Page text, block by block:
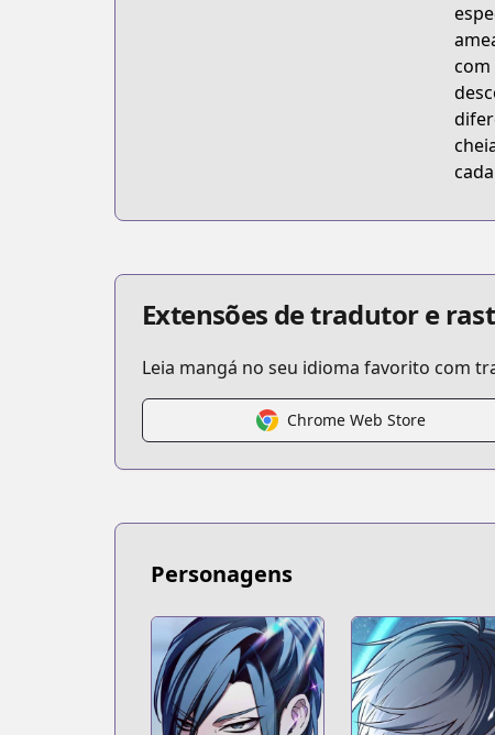
com
Extensões de tradutor e
Leia mangá no seu idioma favorito com
Chrome Web Store
Personagens